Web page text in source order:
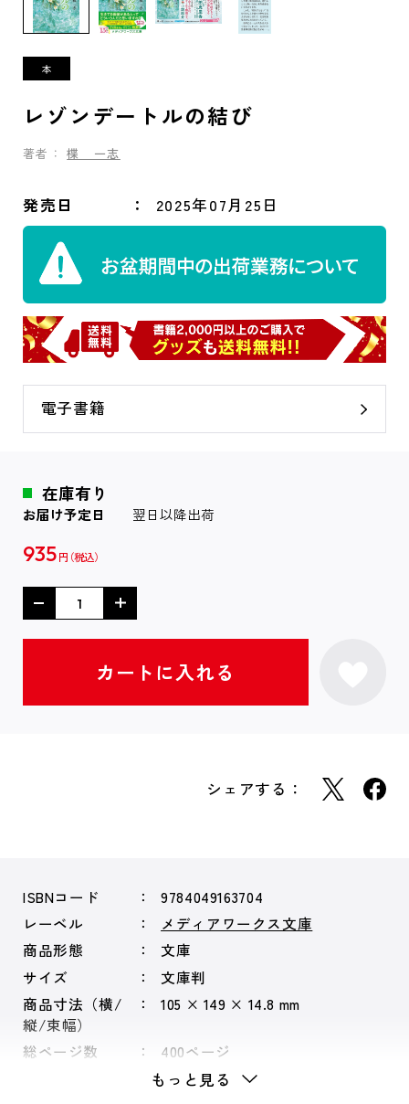
レゾンデートルの結び
著者： 楪 一志
発売日 2025年07月25日
電子書籍
在庫有り
お届け予定日 翌日以降出荷
935 円
シェアする：
ISBNコード
9784049163704
レーベル
メディアワークス文庫
商品形態
文庫
サイズ
文庫判
商品寸法（横/
縦/束幅）
105 × 149 × 14.8 mm
総ページ数 400ページ
もっと見る